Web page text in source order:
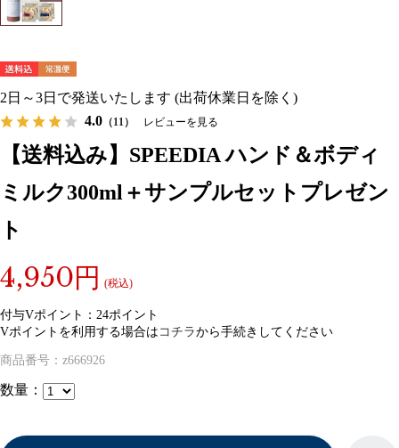
2日～3日で発送いたします (出荷休業日を除く)
4.0 （11） レビューを見る
【送料込み】SPEEDIA ハンド＆ボディ
ミルク300ml＋サンプルセットプレゼン
ト
4,950円 (税込)
付与Vポイント： 24ポイント
Vポイントを利用する場合は コチラから手続きしてください
商品番号： z666926
数量：